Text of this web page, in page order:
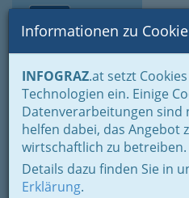
Informationen zu
INFOGRAZ.at setzt
Technologien ein. Einige
Datenverarbeitungen sind
helfen dabei, das Angebot
wirtschaftlich zu betreiben.
Details dazu finden Sie in
Erklärung.
Home Veranstaltungen
Kunst
Kabarett - Comedy - Kleinkunst....
Kabarett
Graz-
Kleinkunst..